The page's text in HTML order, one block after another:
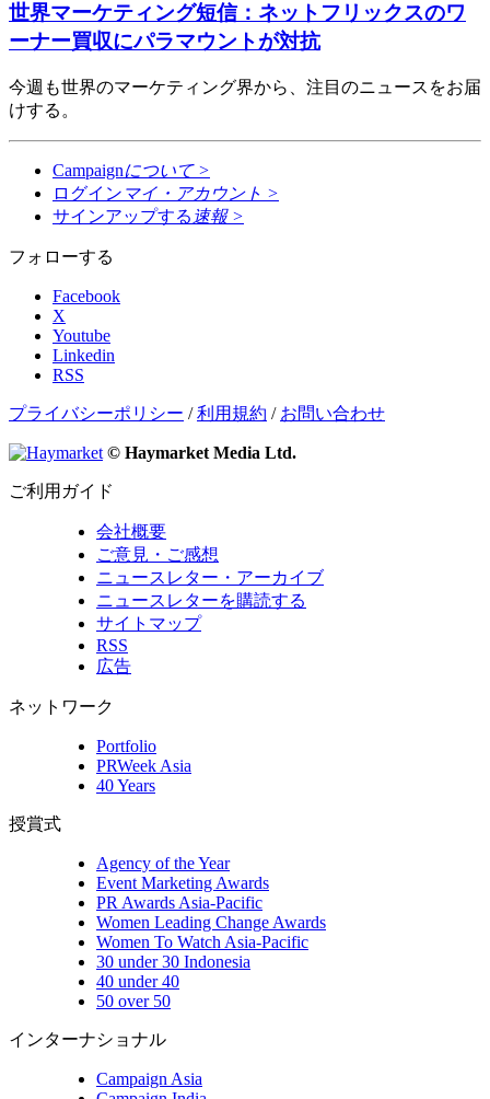
世界マーケティング短信：ネットフリックスのワ
ーナー買収にパラマウントが対抗
今週も世界のマーケティング界から、注目のニュースをお届
けする。
Campaignについて >
ログイン マイ・アカウント >
サインアップする 速報 >
フォローする
Facebook
X
Youtube
Linkedin
RSS
プライバシーポリシー /利用規約 / お問い合わせ
© Haymarket Media Ltd.
ご利用ガイド
会社概要
ご意見・ご感想
ニュースレター・アーカイブ
ニュースレターを購読する
サイトマップ
RSS
広告
ネットワーク
Portfolio
PRWeek Asia
40 Years
授賞式
Agency of the Year
Event Marketing Awards
PR Awards Asia-Pacific
Women Leading Change Awards
Women To Watch Asia-Pacific
30 under 30 Indonesia
40 under 40
50 over 50
インターナショナル
Campaign Asia